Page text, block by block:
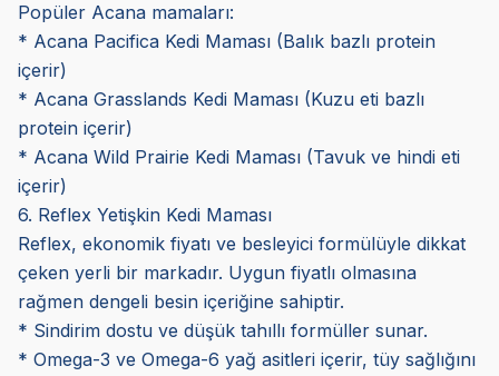
Popüler Acana mamaları:
* Acana Pacifica Kedi Maması (Balık bazlı protein
içerir)
* Acana Grasslands Kedi Maması (Kuzu eti bazlı
protein içerir)
* Acana Wild Prairie Kedi Maması (Tavuk ve hindi eti
içerir)
6. Reflex Yetişkin Kedi Maması
Reflex, ekonomik fiyatı ve besleyici formülüyle dikkat
çeken yerli bir markadır. Uygun fiyatlı olmasına
rağmen dengeli besin içeriğine sahiptir.
* Sindirim dostu ve düşük tahıllı formüller sunar.
* Omega-3 ve Omega-6 yağ asitleri içerir, tüy sağlığını